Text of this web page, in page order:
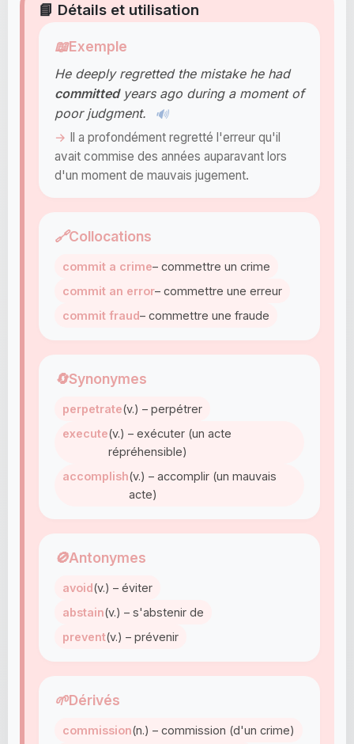
📘 Détails et utilisation
📖Exemple
He deeply regretted the mistake he had
committedyears ago during a moment of
poor judgment.
🔊
Il a profondément regretté l'erreur qu'il
avait commise des années auparavant lors
d'un moment de mauvais jugement.
🔗Collocations
commit a crime– commettre un crime
commit an error– commettre une erreur
commit fraud– commettre une fraude
🔄Synonymes
perpetrate(v.) – perpétrer
execute(v.) – exécuter (un acte
répréhensible)
accomplish(v.) – accomplir (un mauvais
acte)
🚫Antonymes
avoid(v.) – éviter
abstain(v.) – s'abstenir de
prevent(v.) – prévenir
🌱Dérivés
commission(n.) – commission (d'un crime)